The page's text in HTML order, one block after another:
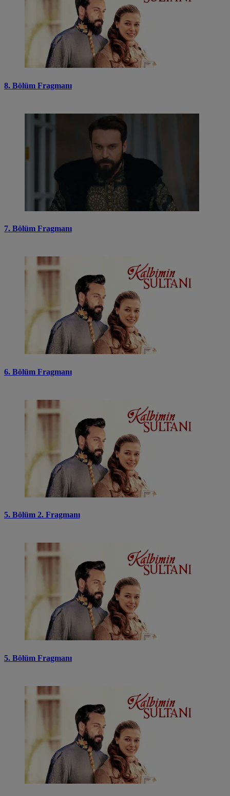
8. Bölüm Fragmanı
7. Bölüm Fragmanı
6. Bölüm Fragmanı
5. Bölüm 2. Fragmanı
5. Bölüm Fragmanı